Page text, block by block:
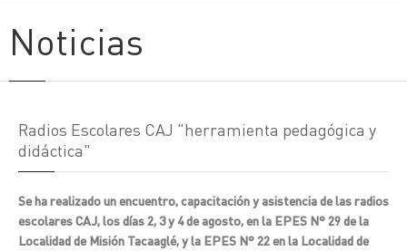
Noticias
Radios Escolares CAJ "herramienta pedagógica y
didáctica"
Se ha realizado un encuentro, capacitación y asistencia de las radios
escolares CAJ, los días 2, 3 y 4 de agosto, en la EPES N° 29 de la
Localidad de Misión Tacaaglé, y la EPES N° 22 en la Localidad de